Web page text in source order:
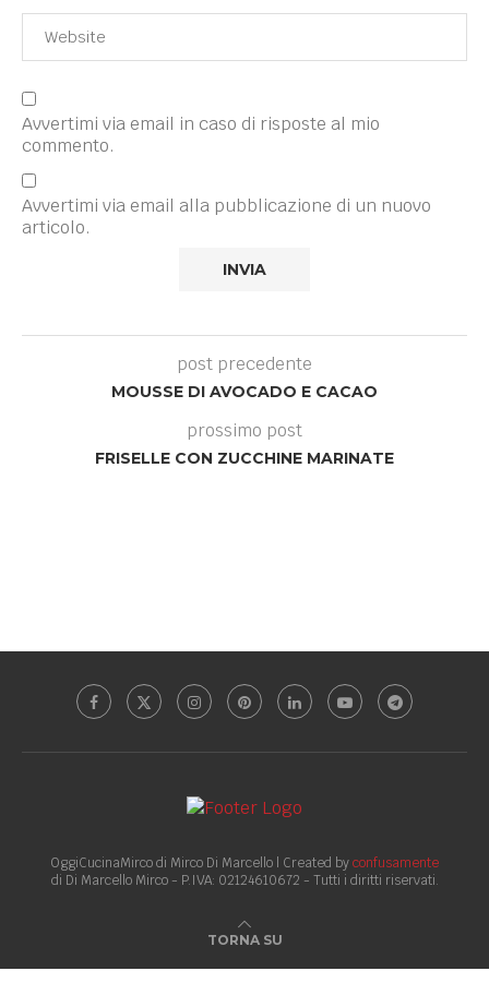
Avvertimi via email in caso di risposte al mio
commento.
Avvertimi via email alla pubblicazione di un nuovo
articolo.
post precedente
MOUSSE DI AVOCADO E CACAO
prossimo post
FRISELLE CON ZUCCHINE MARINATE
OggiCucinaMirco di Mirco Di Marcello | Created byconfusamente
di Di Marcello Mirco - P.IVA: 02124610672 - Tutti i diritti riservati.
TORNA SU